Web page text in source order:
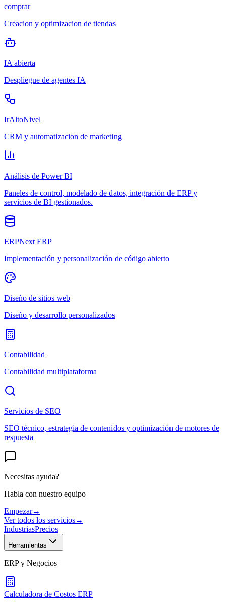
comprar
Creacion y optimizacion de tiendas
IA abierta
Despliegue de agentes IA
IrAltoNivel
CRM y automatizacion de marketing
Análisis de Power BI
Paneles de control, modelado de datos, integración de ERP y
servicios de BI gestionados.
ERPNext ERP
Implementación y personalización de código abierto
Diseño de sitios web
Diseño y desarrollo personalizados
Contabilidad
Contabilidad multiplataforma
Servicios de SEO
SEO técnico, estrategia de contenidos y optimización de motores de
respuesta
Necesitas ayuda?
Habla con nuestro equipo
Empezar→
Ver todos los servicios→
IndustriasPrecios
Herramientas
ERP y Negocios
Calculadora de Costos ERP